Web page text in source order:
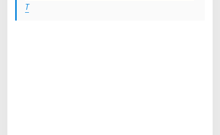
T